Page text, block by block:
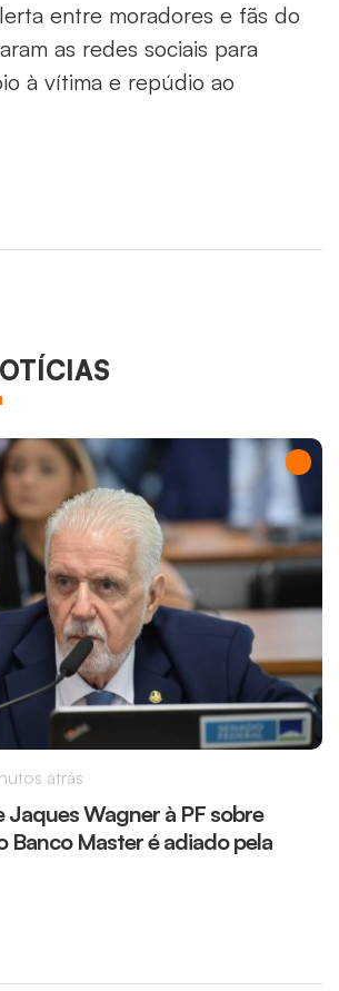
entre moradores e fãs do
as redes sociais para
à vítima e repúdio ao
Wagner à PF sobre
Banco Master é adiado pela
atrás